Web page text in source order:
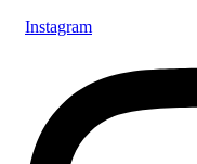
Instagram